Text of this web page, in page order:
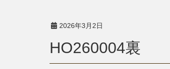
2026年3月2日
HO260004裏